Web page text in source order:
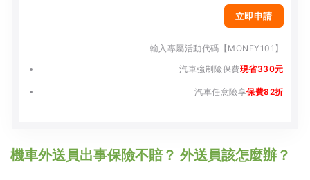
立即申請
輸入專屬活動代碼【MONEY101】
汽車強制險保費現省330元
汽車任意險享保費82折
機車外送員出事保險不賠？ 外送員該怎麼辦？